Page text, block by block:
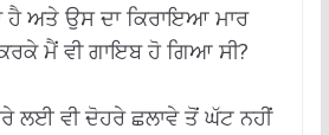
ਹੈ ਅਤੇ ਉਸ ਦਾ ਕਿਰਾਇਆ ਮਾਰ
ਮੈਂ ਵੀ ਗਾਇਬ ਹੋ ਗਿਆ ਸੀ?
ਲਈ ਵੀ ਦੋਹਰੇ ਛਲਾਵੇ ਤੋਂ ਘੱਟ ਨਹੀਂ